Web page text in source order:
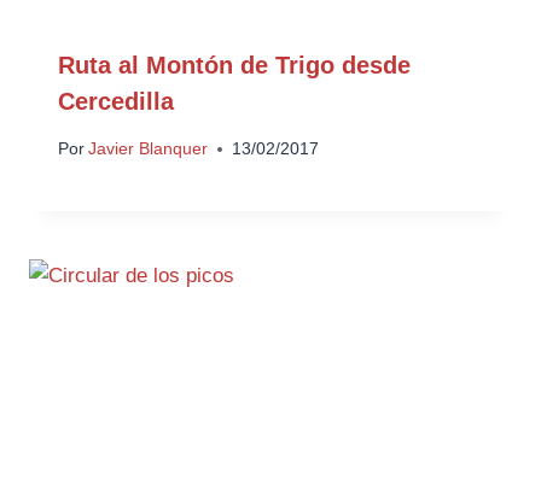
Ruta al Montón de Trigo desde
Cercedilla
Por Javier Blanquer 13/02/2017